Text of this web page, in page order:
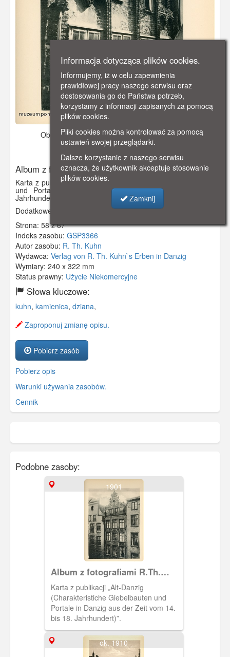
Obraz pochodzi z1901 r.Dodano: 2021-11-17 13:07
Wyświetlono: 2894
Album z fotografiami R.Th. Kuhna
Karta z publikacji „Alt-Danzig (Charakteristiche Giebelbauten
und Portale in Danzig aus der Zeit vom 14. bis 18.
Jahrhundert)”
Dodatkowe informacje: Dziana 10
Strona: 58 z 67
Indeks zasobu: GSP3366
Autor zasobu: R. Th. Kuhn
Wydawca: Verlag von R. Th. Kuhn`s Erben in Danzig
Wymiary: 240 x 322 mm
Status prawny: Użycie Niekomercyjne
Słowa kluczowe:
kuhn, kamienica, dziana,
Zaproponuj zmianę opisu.
Pobierz zasób
Pobierz opis
Warunki używania zasobów.
Cennik
Podobne zasoby:
1901
Album z fotografiami R.Th.
Kuhna
Karta z publikacji „Alt-Danzig
(Charakteristiche Giebelbauten und
Portale in Danzig aus der Zeit vom 14.
bis 18. Jahrhundert)”.
ok. 1910
Informacja dotycząca plików cookies.
Informujemy, iż w celu zapewnienia
prawidłowej pracy naszego serwisu oraz
dostosowania go do Państwa potrzeb,
korzystamy z informacji zapisanych za pomocą
plików cookies.
Pliki cookies można kontrolować za pomocą
ustawień swojej przeglądarki.
Dalsze korzystanie z naszego serwisu
oznacza, że użytkownik akceptuje stosowanie
plików cookies.
Zamknij